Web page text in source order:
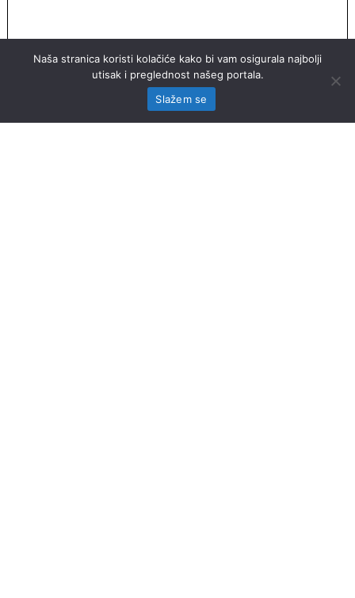
Naša stranica koristi kolačiće kako bi vam osigurala najbolji
utisak i preglednost našeg portala.
Slažem se